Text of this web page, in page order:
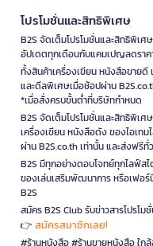
โปรโมชั่นและสิทธิพิเศษ
B2S จัดเต็มโปรโมชั่นและสิทธิพิเ
อัปเดตทุกเดือนกับแคมเปญลดราค
ทั้งสินค้าเครื่องเขียน หนังสือขาย
และดีลพิเศษเมื่อช้อปผ่าน
*เมื่อสั่งครบขั้นต่ำที่บริษัทกำหนด
B2S จัดเต็มโปรโมชั่นและสิทธิพิเ
เครื่องเขียน หนังสือดัง ของไอเ
ผ่าน B2S.co.th เท่านั้น และส่งฟรี
B2S มีทุกอย่างตอบโจทย์ทุกไลฟ์ส
ของเล่นเสริมพัฒนาการ หรือเฟอร์
B2S
สมัคร B2S Club รับข่าวสารโปรโ
👉 สมัครสมาชิกเลย!
#ร้านหนังสือ #ร้านขายหนังสือ ใก